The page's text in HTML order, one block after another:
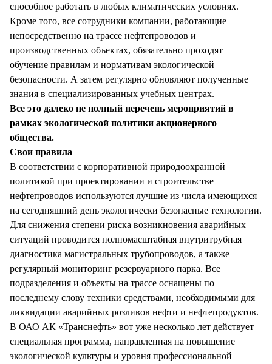
способное работать в любых климатических условиях.
Кроме того, все сотрудники компании, работающие
непосредственно на трассе нефтепроводов и
производственных объектах, обязательно проходят
обучение правилам и нормативам экологической
безопасности. А затем регулярно обновляют полученные
знания в специализированных учебных центрах.
Все это далеко не полный перечень мероприятий в
рамках экологической политики акционерного
общества.
Свои правила
В соответствии с корпоративной природоохранной
политикой при проектировании и строительстве
нефтепроводов используются лучшие из числа имеющихся
на сегодняшний день экологически безопасные технологии.
Для снижения степени риска возникновения аварийных
ситуаций проводится полномасштабная внутритрубная
диагностика магистральных трубопроводов, а также
регулярный мониторинг резервуарного парка. Все
подразделения и объекты на трассе оснащены по
последнему слову техники средствами, необходимыми для
ликвидации аварийных розливов нефти и нефтепродуктов.
В ОАО АК «Транснефть» вот уже несколько лет действует
специальная программа, направленная на повышение
экологической культуры и уровня профессиональной